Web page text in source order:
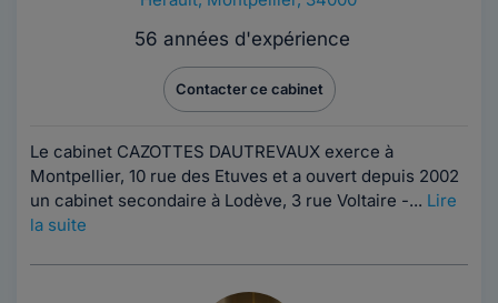
56 années d'expérience
Contacter ce cabinet
Le cabinet CAZOTTES DAUTREVAUX exerce à
Montpellier, 10 rue des Etuves et a ouvert depuis 2002
un cabinet secondaire à Lodève, 3 rue Voltaire -... Lire
la suite